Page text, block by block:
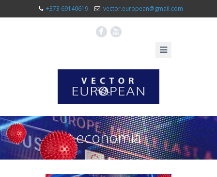
+373 69140619 vector.european@gmail.com
F X
economia